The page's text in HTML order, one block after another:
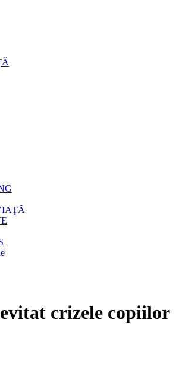
crizele copiilor